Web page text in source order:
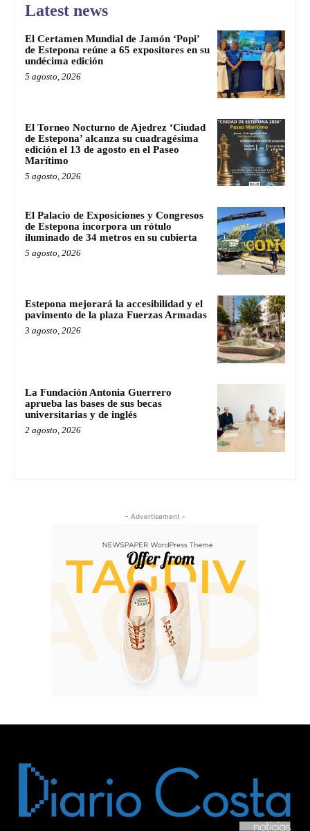
Latest news
El Certamen Mundial de Jamón ‘Popi’
de Estepona reúne a 65 expositores en su
undécima edición
5 agosto, 2026
El Torneo Nocturno de Ajedrez ‘Ciudad
de Estepona’ alcanza su cuadragésima
edición el 13 de agosto en el Paseo
Marítimo
5 agosto, 2026
El Palacio de Exposiciones y Congresos
de Estepona incorpora un rótulo
iluminado de 34 metros en su cubierta
5 agosto, 2026
Estepona mejorará la accesibilidad y el
pavimento de la plaza Fuerzas Armadas
3 agosto, 2026
La Fundación Antonia Guerrero
aprueba las bases de sus becas
universitarias y de inglés
2 agosto, 2026
- Advertisement -